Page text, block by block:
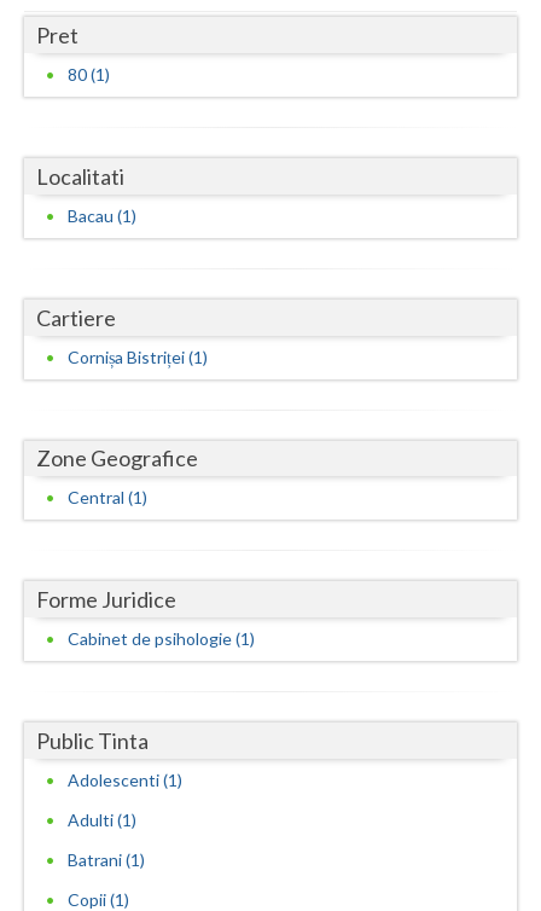
Giurgiu
Gorj
Hunedoara
Ialomita
Maramures
Mures
Neamt
Olt
Prahova
Satu-Mare
Suceava
Teleorman
Pret
80 (1)
Localitati
Bacau (1)
Cartiere
Cornișa Bistriței (1)
Zone Geografice
Central (1)
Forme Juridice
Cabinet de psihologie (1)
Public Tinta
Adolescenti (1)
Adulti (1)
Batrani (1)
Copii (1)